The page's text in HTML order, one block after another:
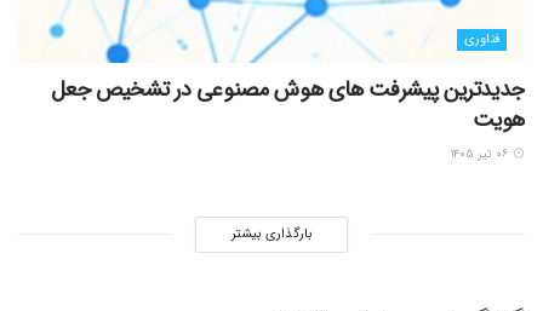
فناوری
جدیدترین پیشرفت های هوش مصنوعی در تشخیص جعل
هویت
بارگذاری بیشتر